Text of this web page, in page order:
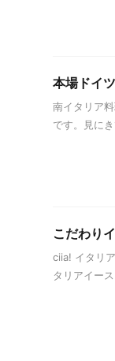
本場ドイ
南イタリア
です。見に
こだわり
ciia! イタリ
タリアイー